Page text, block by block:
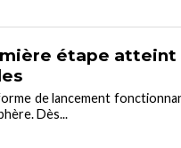
étape atteint
de lancement
Dès...